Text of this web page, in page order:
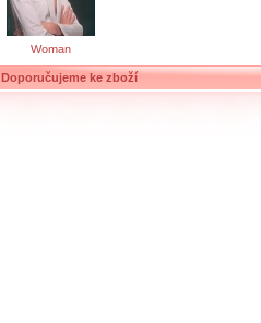
Woman
Doporučujeme ke zboží